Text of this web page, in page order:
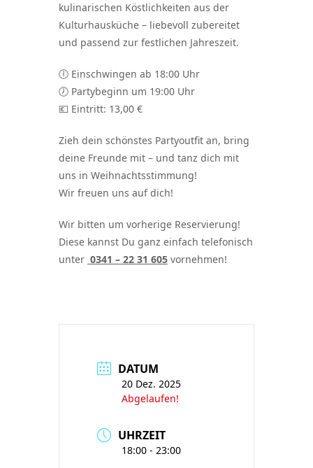
kulinarischen Köstlichkeiten aus der
Kulturhausküche – liebevoll zubereitet
und passend zur festlichen Jahreszeit.
🕕 Einschwingen ab 18:00 Uhr
🕖 Partybeginn um 19:00 Uhr
💶 Eintritt: 13,00 €
Zieh dein schönstes Partyoutfit an, bring
deine Freunde mit – und tanz dich mit
uns in Weihnachtsstimmung!
Wir freuen uns auf dich!
Wir bitten um vorherige Reservierung!
Diese kannst Du ganz einfach telefonisch
unter 0341 – 22 31 605 vornehmen!
DATUM
20 Dez. 2025
Abgelaufen!
UHRZEIT
18:00 - 23:00